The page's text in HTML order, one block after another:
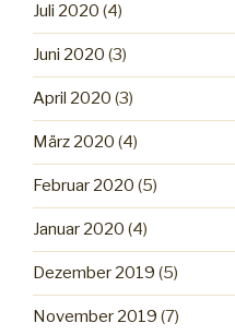
Juli 2020 (4)
Juni 2020 (3)
April 2020 (3)
März 2020 (4)
Februar 2020 (5)
Januar 2020 (4)
Dezember 2019 (5)
November 2019 (7)